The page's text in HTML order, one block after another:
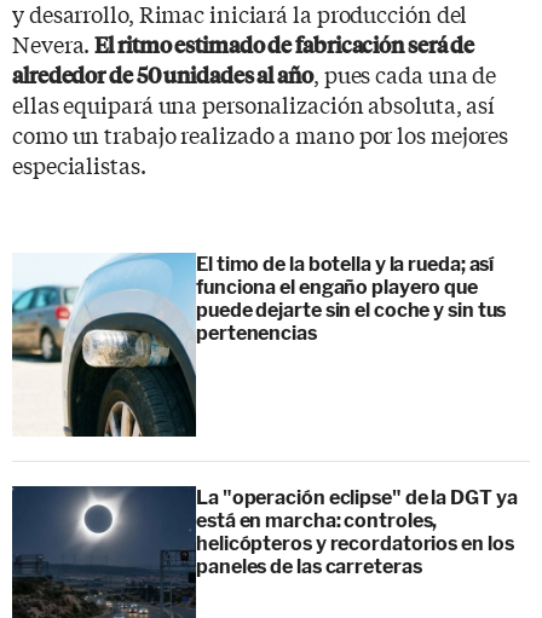
y desarrollo, Rimac iniciará la producción del
Nevera.El ritmo estimado de fabricación será de
alrededor de 50 unidades al año, pues cada una de
ellas equipará una personalización absoluta, así
como un trabajo realizado a mano por los mejores
especialistas.
El timo de la botella y la rueda; así
funciona el engaño playero que
puede dejarte sin el coche y sin tus
pertenencias
La "operación eclipse" de la DGT ya
está en marcha: controles,
helicópteros y recordatorios en los
paneles de las carreteras